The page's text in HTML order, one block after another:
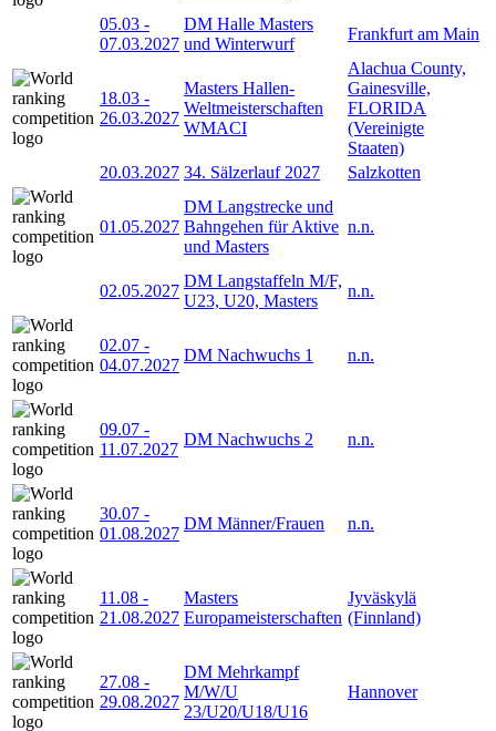
05.03 -
07.03.2027
DM Halle Masters
und Winterwurf
Frankfurt am Main
18.03 -
26.03.2027
Masters Hallen-
Weltmeisterschaften
WMACI
Alachua County,
Gainesville,
FLORIDA
(Vereinigte
Staaten)
20.03.2027 34. Sälzerlauf 2027 Salzkotten
01.05.2027
DM Langstrecke und
Bahngehen für Aktive
und Masters
n.n.
02.05.2027
DM Langstaffeln M/F,
U23, U20, Masters
n.n.
02.07 -
04.07.2027
DM Nachwuchs 1 n.n.
09.07 -
11.07.2027
DM Nachwuchs 2 n.n.
30.07 -
01.08.2027
DM Männer/Frauen n.n.
11.08 -
21.08.2027
Masters
Europameisterschaften
Jyväskylä
(Finnland)
27.08 -
29.08.2027
DM Mehrkampf
M/W/U
23/U20/U18/U16
Hannover